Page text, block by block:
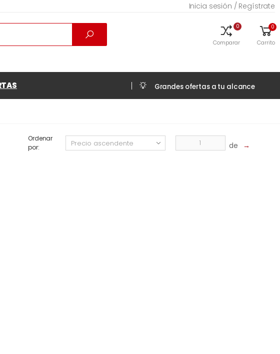
Inicia sesión / Regístrate
0
Comparar
0
Carrito
Grandes ofertas a tu alcance
Ordenar
por:
de →